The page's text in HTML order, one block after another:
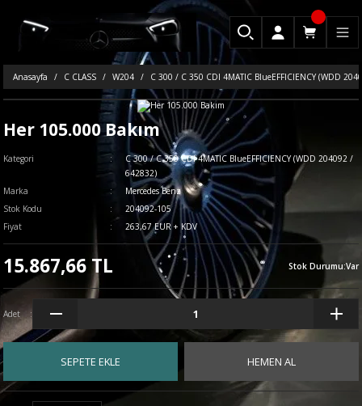
Anasayfa C CLASS W204 C 300 / C 350 CDI 4MATIC BlueEFFICIENCY (WDD
Her 105.000 Bakım
Kategori
C 300 / C 350 CDI 4MATIC BlueEFFICIENCY (WDD 204092 /
642832)
Marka
Mercedes Benz
Stok Kodu
204092-105
Fiyat
263,67 EUR + KDV
15.867,66 TL Stok Durumu:Var
Adet
SEPETE EKLE HEMEN AL